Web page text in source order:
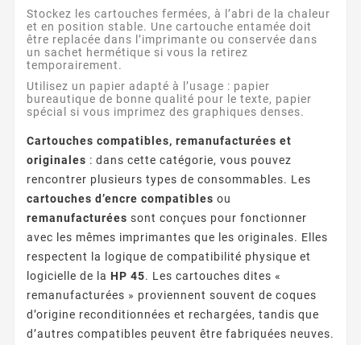
Stockez les cartouches fermées, à l’abri de la chaleur
et en position stable. Une cartouche entamée doit
être replacée dans l’imprimante ou conservée dans
un sachet hermétique si vous la retirez
temporairement.
Utilisez un papier adapté à l’usage : papier
bureautique de bonne qualité pour le texte, papier
spécial si vous imprimez des graphiques denses.
Cartouches compatibles, remanufacturées et
originales : dans cette catégorie, vous pouvez
rencontrer plusieurs types de consommables. Les
cartouches d’encre compatibles ou
remanufacturées sont conçues pour fonctionner
avec les mêmes imprimantes que les originales. Elles
respectent la logique de compatibilité physique et
logicielle de la HP 45. Les cartouches dites «
remanufacturées » proviennent souvent de coques
d’origine reconditionnées et rechargées, tandis que
d’autres compatibles peuvent être fabriquées neuves.